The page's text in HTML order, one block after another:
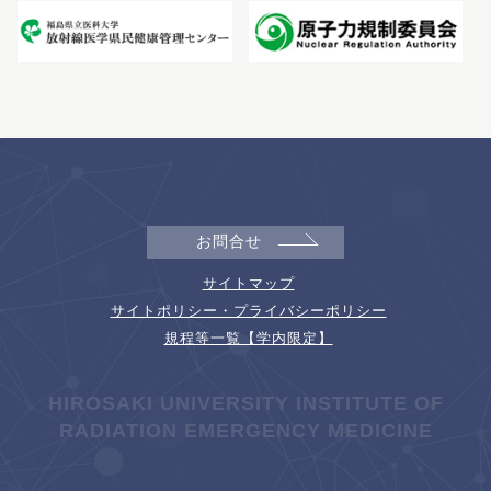
お問合せ
サイトマップ
サイトポリシー・プライバシーポリシー
規程等一覧【学内限定】
HIROSAKI UNIVERSITY INSTITUTE OF
RADIATION EMERGENCY MEDICINE